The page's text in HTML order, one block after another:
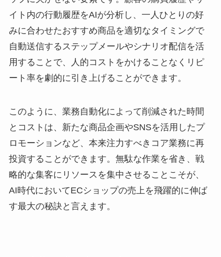
イト内の行動履歴をAIが分析し、一人ひとりの好
みに合わせたおすすめ商品を適切なタイミングで
自動送信するステップメールやシナリオ配信を活
用することで、人的コストをかけることなくリピ
ート率を劇的に引き上げることができます。
このように、業務自動化によって削減された時間
とコストは、新たな商品企画やSNSを活用したプ
ロモーションなど、本来注力すべきコア業務に再
投資することができます。無駄な作業を省き、戦
略的な集客にリソースを集中させることこそが、
AI時代においてECショップの売上を飛躍的に伸ば
す最大の秘訣と言えます。